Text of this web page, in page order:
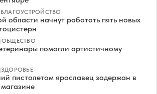
БЛАГОУСТРОЙСТВО
области начнут работать пять новых
|ОБЩЕСТВО
помогли артистичному
|ЗДОРОВЬЕ
пистолетом ярославец задержан в